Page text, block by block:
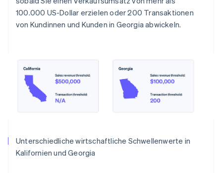
100.000 US-Dollar erzielen oder 200 Transaktionen
von Kundinnen und Kunden in Georgia abwickeln.
Unterschiedliche wirtschaftliche Schwellenwerte in
Kalifornien und Georgia